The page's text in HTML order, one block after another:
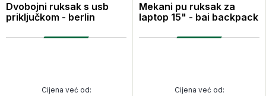
Dvobojni ruksak s usb
priključkom - berlin
Cijena već od:
Mekani pu ruksak za
laptop 15" - bai backpack
Cijena već od: